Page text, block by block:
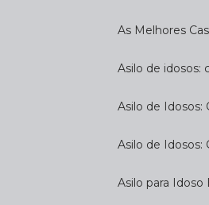
As Melhores
Asilo de
Asilo de
Asilo de
Asilo para